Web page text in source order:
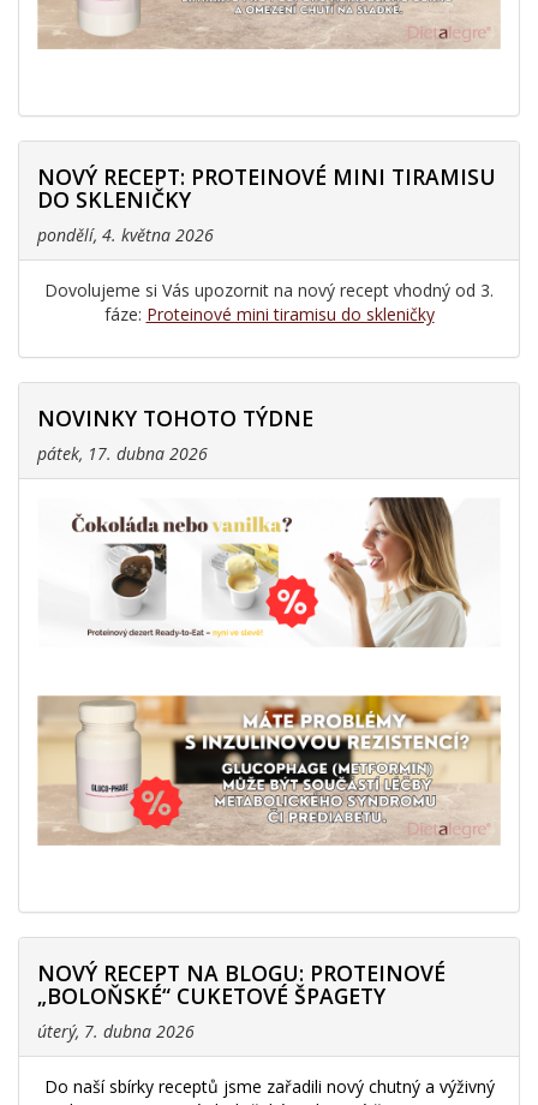
NOVÝ RECEPT: PROTEINOVÉ MINI TIRAMISU
DO SKLENIČKY
pondělí, 4. května 2026
Dovolujeme si Vás upozornit na nový recept vhodný od 3.
fáze: Proteinové mini tiramisu do skleničky
NOVINKY TOHOTO TÝDNE
pátek, 17. dubna 2026
NOVÝ RECEPT NA BLOGU: PROTEINOVÉ
„BOLOŇSKÉ“ CUKETOVÉ ŠPAGETY
úterý, 7. dubna 2026
Do naší sbírky receptů jsme zařadili nový chutný a výživný